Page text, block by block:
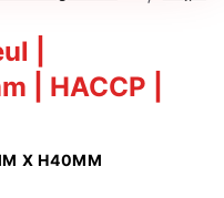
|
| HACCP |
X H40MM